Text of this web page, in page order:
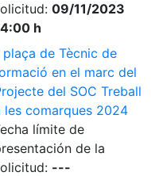
09/11/2023
h
plaça de Tècnic de
en el marc del
del SOC Treball
les comarques 2024
límite de
de la
---